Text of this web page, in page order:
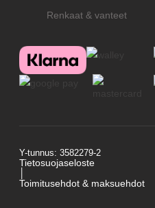
Renkaat & vanteet
Y-tunnus: 3582279-2
Tietosuojaseloste
Toimitusehdot & maksuehdot